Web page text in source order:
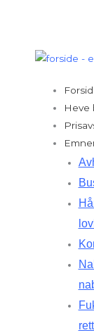
innholdet
Heve